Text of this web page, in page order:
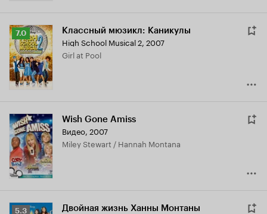
Рейтинг
Кинопоиска
7.0
7.0 Классный мюзикл: Каникулы
High School Musical 2, 2007
Girl at Pool
Wish Gone Amiss
Видео, 2007
Miley Stewart / Hannah Montana
Рейтинг
5.3 Двойная жизнь Ханны Монтаны